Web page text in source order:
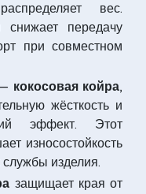
вес.
передачу
при совместном
кокосовая койра,
жёсткость и
эффект. Этот
износостойкость
службы изделия.
защищает края от